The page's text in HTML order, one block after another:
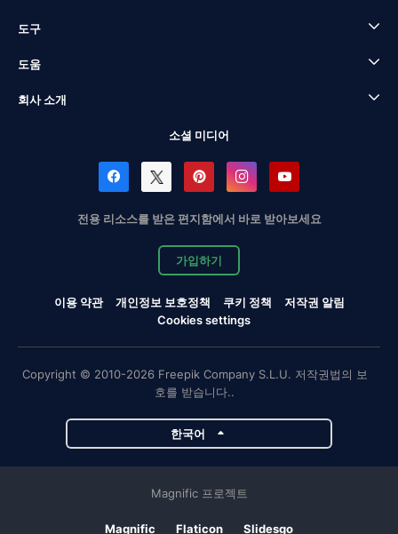
도구
도움
회사 소개
소셜 미디어
전용 리소스를 받은 편지함에서 바로 받아보세요
가입하기
이용 약관 개인정보 보호정책 쿠키 정책
저작권 알림
Cookies settings
Copyright © 2010-2026 Freepik Company S.L.U. 저작권법의 보
호를 받습니다..
한국어
Magnific 프로젝트
Magnific Flaticon Slidesgo